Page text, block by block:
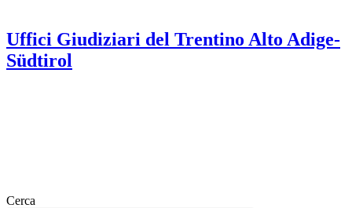
Uffici Giudiziari del Trentino Alto Adige-
Südtirol
Cerca